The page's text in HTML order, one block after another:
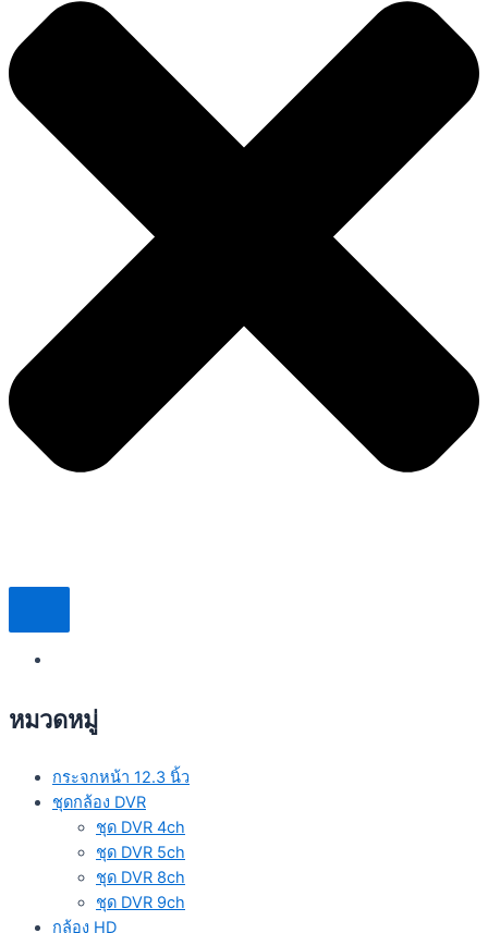
หมวดหมู่
กระจกหน้า 12.3 นิ้ว
ชุดกล้อง DVR
ชุด DVR 4ch
ชุด DVR 5ch
ชุด DVR 8ch
ชุด DVR 9ch
กล้อง HD